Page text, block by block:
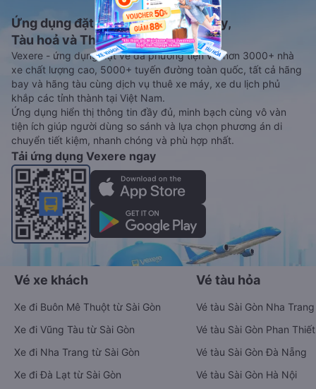
Ứng dụng đặt vé Xe khách, Máy bay,
Tàu hoả và Thuê xe
Vexere - ứng dụng đặt vé đa phương tiện với hơn 3000+ nhà
xe chất lượng cao, 5000+ tuyến đường toàn quốc, tất cả hãng
bay và hãng tàu cùng dịch vụ thuê xe máy, xe du lịch phủ
khắp các tỉnh thành tại Việt Nam.
Ứng dụng hiển thị thông tin đầy đủ, minh bạch cùng vô vàn
tiện ích giúp người dùng so sánh và lựa chọn phương án di
chuyển tiết kiệm, nhanh chóng và phù hợp nhất.
Tải ứng dụng Vexere ngay
Vé xe khách
Xe đi Buôn Mê Thuột từ Sài Gòn
Xe đi Vũng Tàu từ Sài Gòn
Xe đi Nha Trang từ Sài Gòn
Xe đi Đà Lạt từ Sài Gòn
Vé tàu hỏa
Vé tàu Sài Gòn Nha Trang
Vé tàu Sài Gòn Phan Thiết
Vé tàu Sài Gòn Đà Nẵng
Vé tàu Sài Gòn Hà Nội